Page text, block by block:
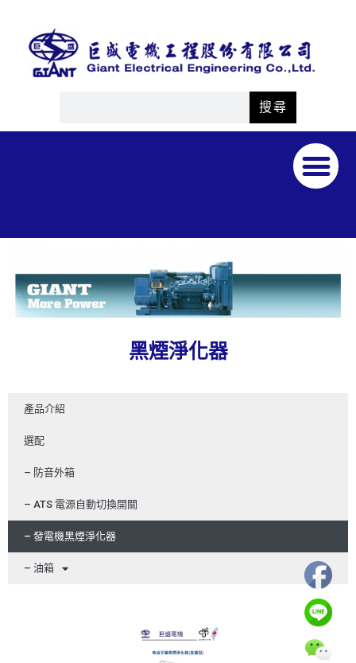
搜尋
黑煙淨化器
產品介紹
選配
– 防音外箱
– ATS 電源自動切換開關
– 發電機黑煙淨化器
– 油箱